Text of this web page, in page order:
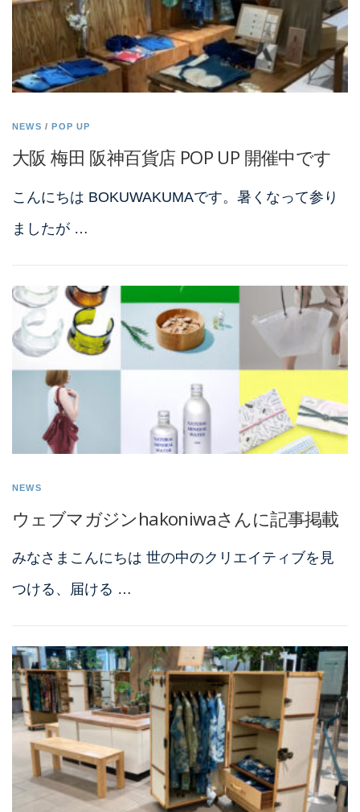
NEWS / POP UP
大阪 梅田 阪神百貨店 POP UP 開催中です
こんにちは BOKUWAKUMAです。暑くなって参り
ましたが …
NEWS
ウェブマガジンhakoniwaさんに記事掲載
みなさまこんにちは 世の中のクリエイティブを見
つける、届ける …